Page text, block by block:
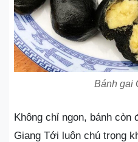
Bánh gai
Không chỉ ngon, bánh còn
Giang Tới luôn chú trọng